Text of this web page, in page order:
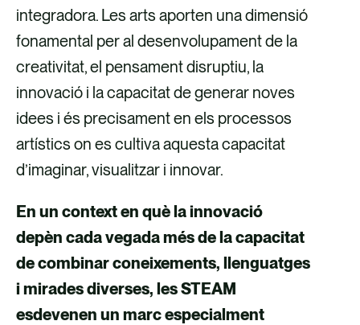
integradora. Les arts aporten una dimensió
fonamental per al desenvolupament de la
creativitat, el pensament disruptiu, la
innovació i la capacitat de generar noves
idees i és precisament en els processos
artístics on es cultiva aquesta capacitat
d’imaginar, visualitzar i innovar.
En un context en què la innovació
depèn cada vegada més de la capacitat
de combinar coneixements, llenguatges
i mirades diverses, les STEAM
esdevenen un marc especialment